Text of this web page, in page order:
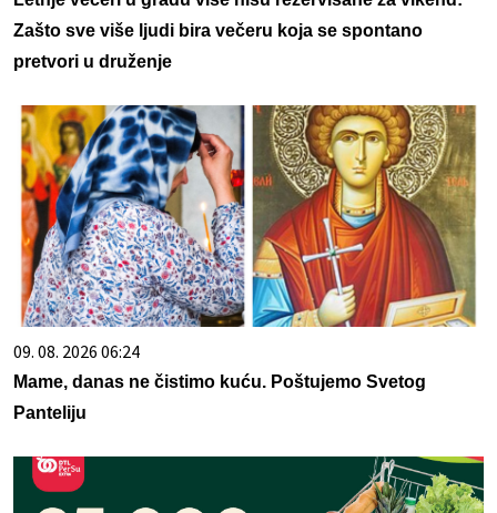
Zašto sve više ljudi bira večeru koja se spontano
pretvori u druženje
09. 08. 2026 06:24
Mame, danas ne čistimo kuću. Poštujemo Svetog
Panteliju